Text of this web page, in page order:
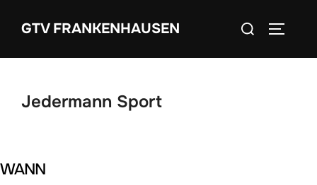
InhaltGTV FRANKENHAUSEN
Suchen
Jedermann Sport
WANN